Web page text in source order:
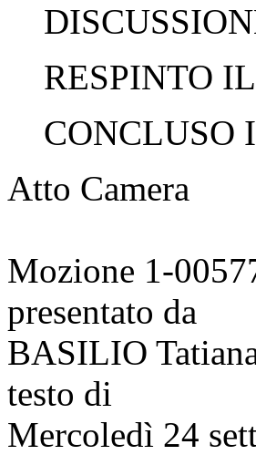
RESPINTO
CONCLUSO
Atto Camera
Mozione 1-
presentato da
BASILIO
testo di
Mercoledì 24